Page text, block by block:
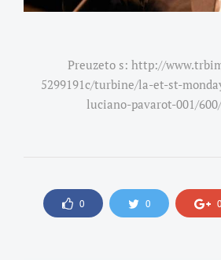
Preuzeto s: http://
5299191c/turbine/la-et-st-
luciano-pavarot-001/
0 0 0